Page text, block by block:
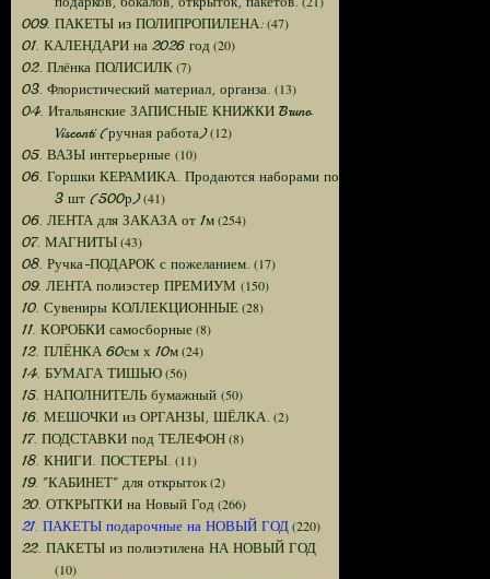
009. ПАКЕТЫ из ПОЛИПРОПИЛЕНА:(47)
01. КАЛЕНДАРИ на 2026 год (20)
02. Плёнка ПОЛИСИЛК(7)
03. Флористический материал, органза. (13)
04. Итальянские ЗАПИСНЫЕ КНИЖКИ Bruno
Visconti (ручная работа)(12)
05. ВАЗЫ интерьерные (10)
06. Горшки КЕРАМИКА. Продаются наборами по
3 шт (500р)(41)
06. ЛЕНТА для ЗАКАЗА от 1м(254)
07. МАГНИТЫ(43)
08. Ручка-ПОДАРОК с пожеланием. (17)
09. ЛЕНТА полиэстер ПРЕМИУМ (150)
10. Сувениры КОЛЛЕКЦИОННЫЕ(28)
11. КОРОБКИ самосборные(8)
12. ПЛЁНКА 60см х 10м(24)
14. БУМАГА ТИШЬЮ(56)
15. НАПОЛНИТЕЛЬ бумажный (50)
16. МЕШОЧКИ из ОРГАНЗЫ, ШЁЛКА. (2)
17. ПОДСТАВКИ под ТЕЛЕФОН(8)
18. КНИГИ. ПОСТЕРЫ. (11)
19. "КАБИНЕТ" для открыток(2)
20. ОТКРЫТКИ на Новый Год (266)
21. ПАКЕТЫ подарочные на НОВЫЙ ГОД(220)
22. ПАКЕТЫ из полиэтилена НА НОВЫЙ ГОД
(10)